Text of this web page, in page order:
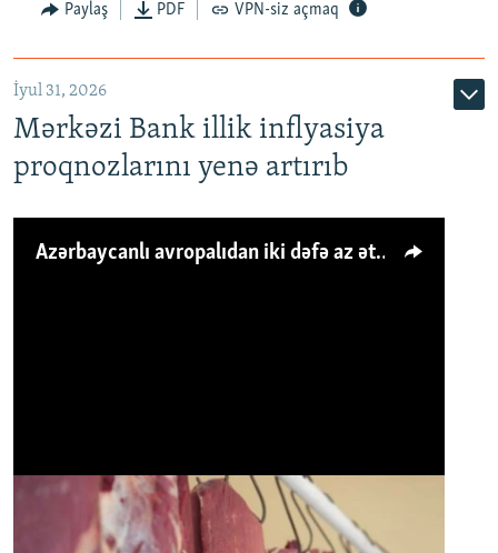
Paylaş PDF VPN-siz açmaq
İyul 31, 2026
Mərkəzi Bank illik inflyasiya
proqnozlarını yenə artırıb
Azərbaycanlı avropalıdan iki dəfə az ət yeyir, amma... 'Qiymət artımı qaçılmazdır'